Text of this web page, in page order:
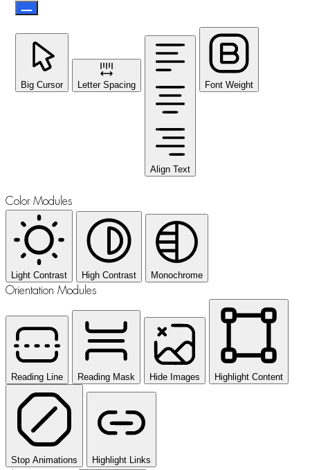
Big Cursor Letter Spacing
Align Text
Font Weight
Color Modules
Light Contrast High Contrast Monochrome
Orientation Modules
Reading Line Reading Mask Hide Images Highlight Content
Stop Animations Highlight Links